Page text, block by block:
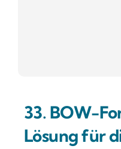
33. BOW-
Lösung für